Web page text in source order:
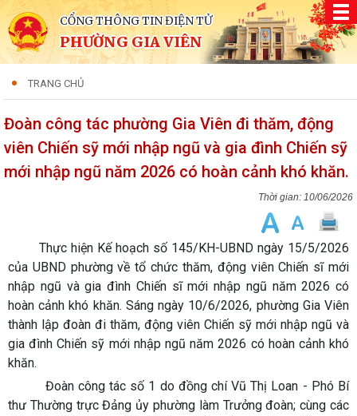
CỔNG THÔNG TIN ĐIỆN TỬ
PHƯỜNG GIA VIÊN
TRANG CHỦ
Đoàn công tác phường Gia Viên đi thăm, động
viên Chiến sỹ mới nhập ngũ và gia đình Chiến sỹ
mới nhập ngũ năm 2026 có hoàn cảnh khó khăn.
10/06/2026
Thực hiện Kế hoạch số 145/KH-UBND ngày 15/5/2026
của UBND phường về tổ chức thăm, động viên Chiến sĩ mới
nhập ngũ và gia đình Chiến sĩ mới nhập ngũ năm 2026 có
hoàn cảnh khó khăn. Sáng ngày 10/6/2026, phường Gia Viên
thành lập đoàn đi thăm, động viên Chiến sỹ mới nhập ngũ và
gia đình Chiến sỹ mới nhập ngũ năm 2026 có hoàn cảnh khó
khăn.
Đoàn công tác số 1 do đồng chí Vũ Thị Loan - Phó Bí
thư Thường trực Đảng ủy phường làm Trưởng đoàn; cùng các